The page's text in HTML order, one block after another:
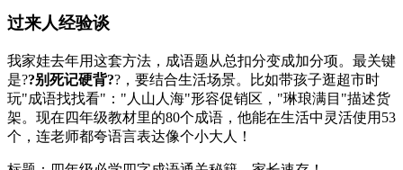
过来人经验谈
我家娃去年用这套方法，成语题从总扣分变成加分项。最关键
是??别死记硬背??，要结合生活场景。比如带孩子逛超市时
玩"成语找找看"："人山人海"形容促销区，"琳琅满目"描述货
架。现在四年级教材里的80个成语，他能在生活中灵活使用53
个，连老师都夸语言表达像个小大人！